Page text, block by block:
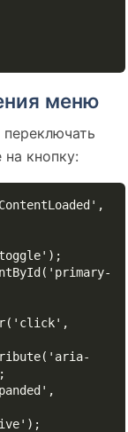
меню
кнопку:
toggle');